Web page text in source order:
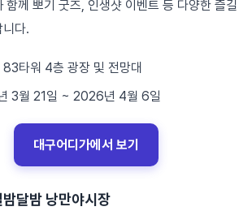
함께 뽀기 굿즈, 인생샷 이벤트 등 다양한 즐길
다.
83타워 4층 광장 및 전망대
3월 21일 ~ 2026년 4월 6일
대구어디가에서 보기
달밤 낭만야시장